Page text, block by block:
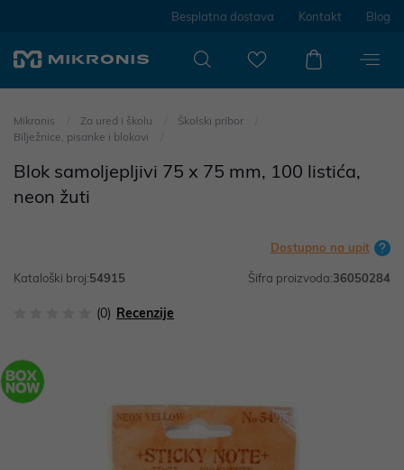
Besplatna dostava Kontakt Blog
Mikronis Za ured i školu
Školski pribor
Bilježnice, pisanke i blokovi
Blok samoljepljivi 75 x 75 mm, 100 listića,
neon žuti
Dostupno na upit
Kataloški broj:54915 Šifra proizvoda:36050284
(0) Recenzije